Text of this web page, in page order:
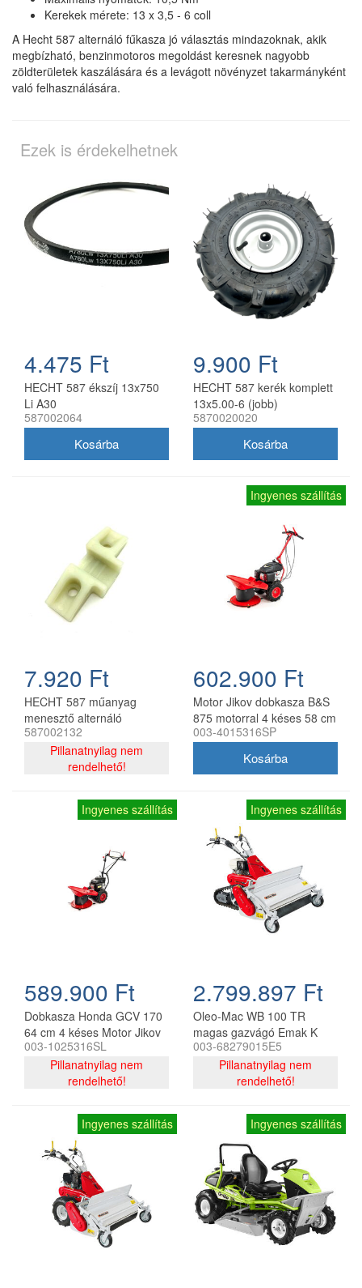
Kerekek mérete: 13 x 3,5 - 6 coll
A Hecht 587 alternáló fűkasza jó választás mindazoknak, akik
megbízható, benzinmotoros megoldást keresnek nagyobb
zöldterületek kaszálására és a levágott növényzet takarmányként
való felhasználására.
Ezek is érdekelhetnek
4.475 Ft
HECHT 587 ékszíj 13x750
Li A30
587002064
9.900 Ft
HECHT 587 kerék komplett
13x5.00-6 (jobb)
5870020020
7.920 Ft
HECHT 587 műanyag
menesztő alternáló
fűkaszához
587002132
Pillanatnyilag nem
rendelhető!
Ingyenes szállítás
602.900 Ft
Motor Jikov dobkasza B&S
875 motorral 4 késes 58 cm
003-4015316SP
Ingyenes szállítás
589.900 Ft
Dobkasza Honda GCV 170
64 cm 4 késes Motor Jikov
003-1025316SL
Pillanatnyilag nem
rendelhető!
Ingyenes szállítás
2.799.897 Ft
Oleo-Mac WB 100 TR
magas gazvágó Emak K
1400 H motorral,
hernyótalpas meghajtással
003-68279015E5
Pillanatnyilag nem
rendelhető!
Ingyenes szállítás Ingyenes szállítás